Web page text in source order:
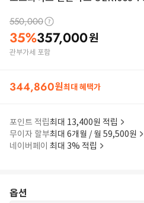
550,000
35%357,000원
관부가세 포함
344,860원최대 혜택가
포인트 적립최대 13,400원 적립
무이자 할부최대 6개월 / 월 59,500원
네이버페이 최대 3% 적립
옵션